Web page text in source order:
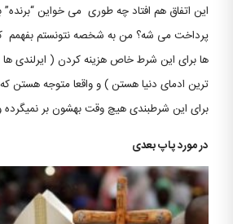
این اتفاق هم افتاد چه طوری می خواین
پرداخت می شه؟ من به شخصه نتونستم بفهمم
ها برای این شرط خاص هزینه کردن ( ایرلندی
ترین ادمای دنیا هستن ) و واقعا متوجه هستن
برای این شرطبندی هیچ وقت بهشون بر نمیگرده
در مورد پاپ بعدی